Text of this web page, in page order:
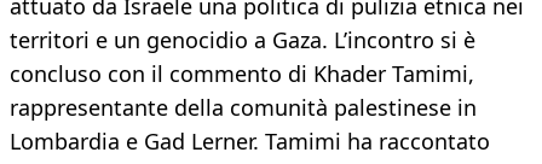
attuato da Israele una politica di pulizia etnica nei
territori e un genocidio a Gaza. L’incontro si è
concluso con il commento di Khader Tamimi,
rappresentante della comunità palestinese in
Lombardia e Gad Lerner. Tamimi ha raccontato